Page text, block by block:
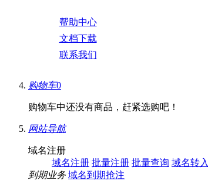
帮助中心
文档下载
联系我们
购物车0
购物车中还没有商品，赶紧选购吧！
网站导航
域名注册
域名注册 批量注册 批量查询 域名转入
到期业务 域名到期抢注